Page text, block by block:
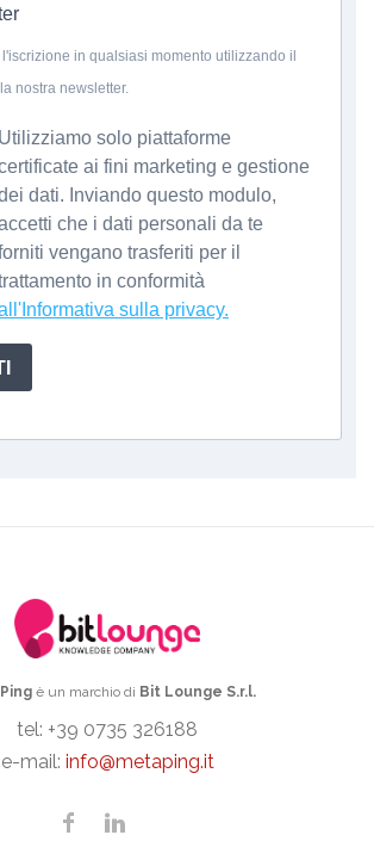
in qualsiasi momento utilizzando il
nostra newsletter.
Utilizziamo solo piattaforme
ai fini marketing e gestione
dati. Inviando questo modulo,
che i dati personali da te
vengano trasferiti per il
in conformità
sulla privacy.
è un marchio di Bit Lounge S.r.l.
tel: +39 0735 326188
e-mail: info@metaping.it